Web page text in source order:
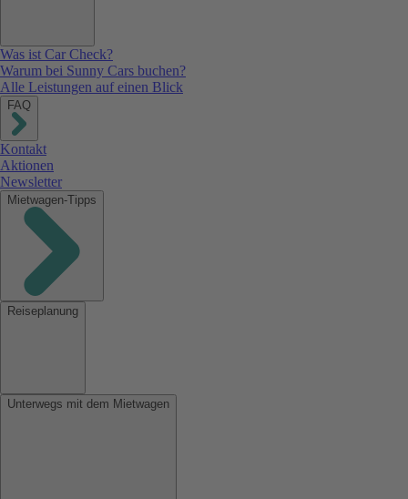
Was ist Car Check?
Warum bei Sunny Cars buchen?
Alle Leistungen auf einen Blick
FAQ
Kontakt
Aktionen
Newsletter
Mietwagen-Tipps
Reiseplanung
Unterwegs mit dem Mietwagen